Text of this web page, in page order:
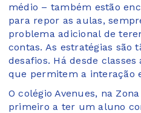
médio – também estão
para repor as aulas,
problema adicional de
contas. As estratégias são
desafios. Há desde
que permitem a interação
O colégio Avenues, na
primeiro a ter um aluno